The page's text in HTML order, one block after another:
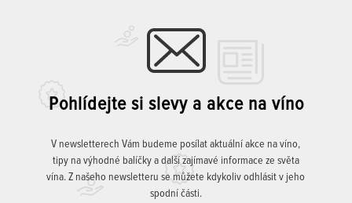
Pohlídejte si slevy a akce na víno
V newsletterech Vám budeme posílat aktuální akce na víno,
tipy na výhodné balíčky a další zajímavé informace ze světa
vína. Z našeho newsletteru se můžete kdykoliv odhlásit v jeho
spodní části.